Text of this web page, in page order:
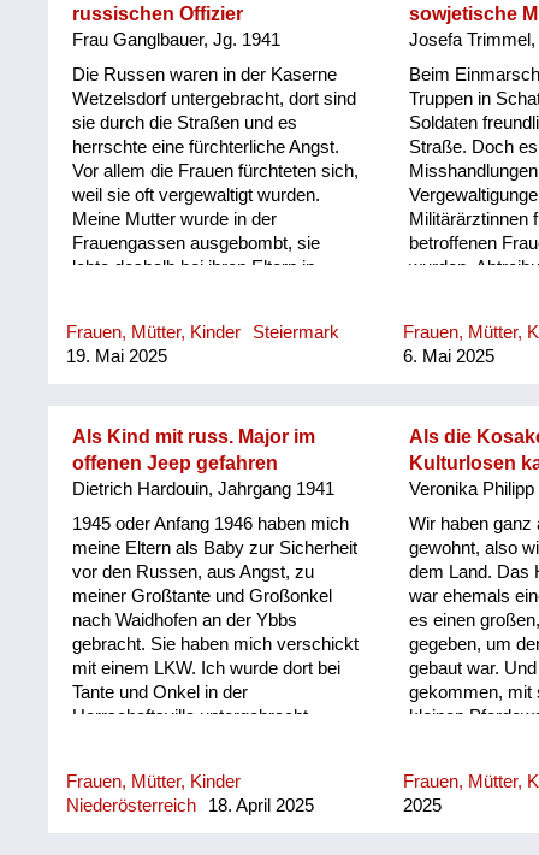
russischen Offizier
Frau Ganglbauer, Jg. 1941
Die Russen waren in der Kaserne
Wetzelsdorf untergebracht, dort sind
sie durch die Straßen und es
herrschte eine fürchterliche Angst.
Vor allem die Frauen fürchteten sich,
weil sie oft vergewaltigt wurden.
Meine Mutter wurde in der
Frauengassen ausgebombt, sie
lebte deshalb bei ihren Eltern in
am Dachboden versteckt. Eines
Tages kam einer, dessen Uniform
Haus hinein, setzte sich in die
Küche, meine Großmutter und mein
Großvater, der pensionierter
Mutter und ich drückten uns an die
Wand. Er saß da, schlug mit der
Faust auf den Tisch und brüllte
„Wodka, Wodka“! Meine Großmutter
und Mutter sagten immer wieder, sie
hätten keinen, er wiederum brüllte
wieder „Wodka“! Ich dachte mir,
dass das komisch war, geh dann mit
hin. Er hat so zu lachen begonnen,
schall...
Frauen, Mütter, Kinder
Steiermark
19. Mai 2025
sowjetische
Josefa
Beim
Truppen in
Soldaten
Straße. Doch
Militärärztinnen
betroffenen
wurden,
Frauen, Mütter,
6. Mai 2025
Als Kind mit russ. Major im
offenen Jeep gefahren
Dietrich Hardouin, Jahrgang 1941
1945 oder Anfang 1946 haben mich
meine Eltern als Baby zur Sicherheit
vor den Russen, aus Angst, zu
meiner Großtante und Großonkel
nach Waidhofen an der Ybbs
gebracht. Sie haben mich verschickt
mit einem LKW. Ich wurde dort bei
Tante und Onkel in der
Herrschaftsvilla untergebracht,
Wochen nachher von den Russen
besetzt. Ein russischer Major hat
Frauen, Mütter, Kinder
Niederösterreich
18. April 2025
Als die
Kulturlosen
Veronika Philipp
Wir haben ganz
gewohnt, also
dem Land. Das
war ehemals
es einen
gegeben, um
gebaut war.
gekommen, mit
kleinen
haben uns gut
sogar gekocht.
Frauen, Mütter,
2025